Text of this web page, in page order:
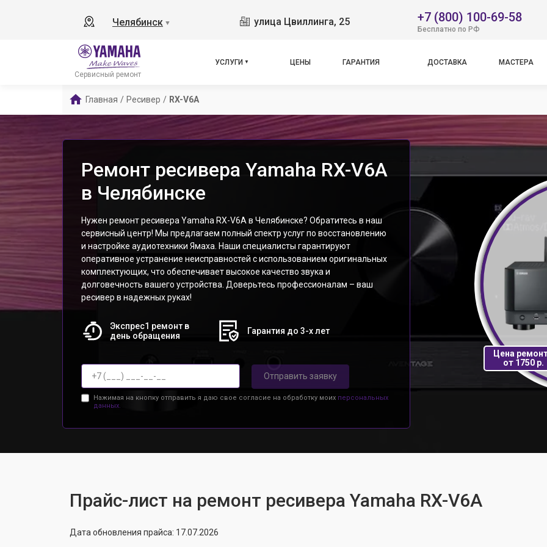
Челябинск ▼ улица Цвиллинга, 25 +7 (800) 100-69-58
Бесплатно по РФ
Сервисный ремонт
УСЛУГИ ЦЕНЫ ГАРАНТИЯ ДОСТАВКА МАСТЕРА
Главная / Ресивер / RX-V6A
Ремонт ресивера Yamaha RX-V6A
в Челябинске
Нужен ремонт ресивера Yamaha RX-V6A в Челябинске? Обратитесь в наш
сервисный центр! Мы предлагаем полный спектр услуг по восстановлению
и настройке аудиотехники Ямаха. Наши специалисты гарантируют
оперативное устранение неисправностей с использованием оригинальных
комплектующих, что обеспечивает высокое качество звука и
долговечность вашего устройства. Доверьтесь профессионалам – ваш
ресивер в надежных руках!
Экспрес1 ремонт в
день обращения
Гарантия до 3-х лет
Отправить заявку
Нажимая на кнопку отправить я даю свое согласие на обработку моих персональных
данных.
Цена
от 1750 р.
Прайс-лист на ремонт ресивера Yamaha RX-V6A
Дата обновления прайса: 17.07.2026